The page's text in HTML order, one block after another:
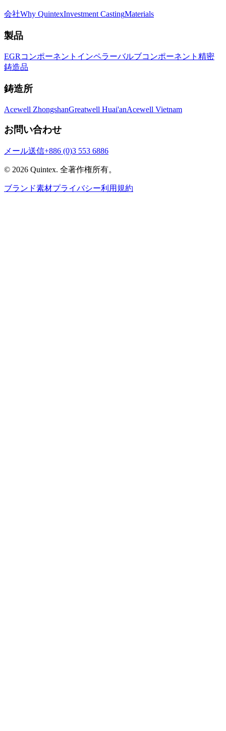
会社Why QuintexInvestment CastingMaterials
製品
EGRコンポーネント インペラーバルブコンポーネント 精密
鋳造品
鋳造所
Acewell ZhongshanGreatwell Huai'anAcewell Vietnam
お問い合わせ
メール送信+886 (0)3 553 6886
© 2026 Quintex. 全著作権所有。
ブランド素材プライバシー利用規約